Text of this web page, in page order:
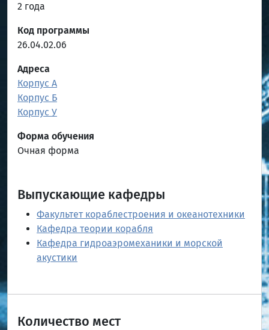
2 года
Код программы
26.04.02.06
Адреса
Корпус А
Корпус Б
Корпус У
Форма обучения
Очная форма
Выпускающие кафедры
Факультет кораблестроения и океанотехники
Кафедра теории корабля
Кафедра гидроаэромеханики и морской
акустики
Количество мест